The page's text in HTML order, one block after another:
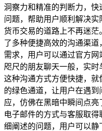
洞察力和精准的判断力，
问题，帮助用户顺利解决
货币交易的道路上不再迷茫
了多种便捷高效的沟通渠
需求，用户可以通过官方
咫尺的朋友聊天一般，实时
这种沟通方式方便快捷，
的绿色通道，让用户在遇
应，仿佛在黑暗中瞬间点
电子邮件的方式与客服取
细阐述的问题，用户可以